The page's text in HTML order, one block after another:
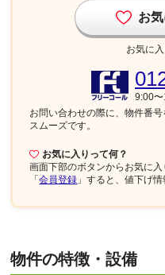
お
お気に
お気に入りって何？
画面下部のボタンからお気に
「会員登録 」すると、値下げ
9:00〜
お問い合わせの際に、物件番号
スムーズです。
物件の特徴・設備